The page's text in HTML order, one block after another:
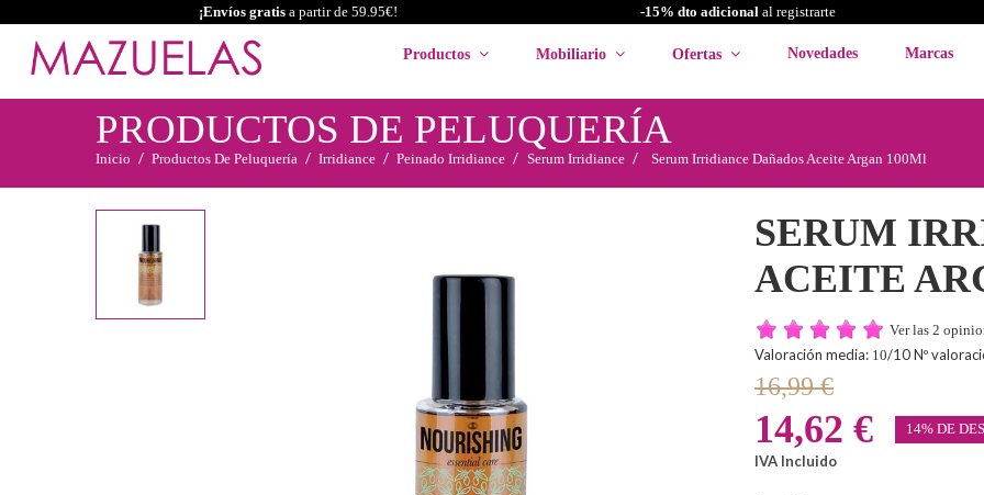
¡Envíos gratisa partir de 59.95€! -15% dto adicionalal registrarte
Productos Mobiliario Ofertas Novedades Marcas
PRODUCTOS DE PELUQUERÍA
Inicio Productos De Peluquería Irridiance Peinado Irridiance Serum Irridiance Serum Irridiance Dañados Aceite Argan 100Ml
SERUM
ACEITE
Ver las 2
Valoración media: 10/10 Nº
16,99 €
14,62 € 14% DE
IVA Incluido